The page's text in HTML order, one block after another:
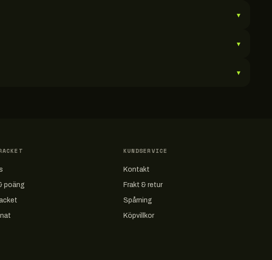
▾
▾
▾
poäng
KUNDSERVICE
Kontakt
Frakt & retur
Spårning
Köpvillkor